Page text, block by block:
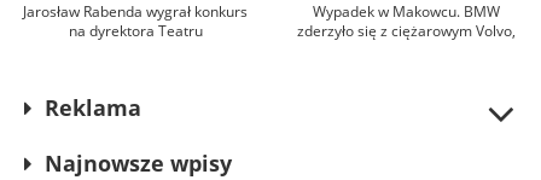
Jarosław Rabenda wygrał konkurs
na dyrektora Teatru
Wypadek w Makowcu. BMW
zderzyło się z ciężarowym Volvo,
Reklama
Najnowsze wpisy